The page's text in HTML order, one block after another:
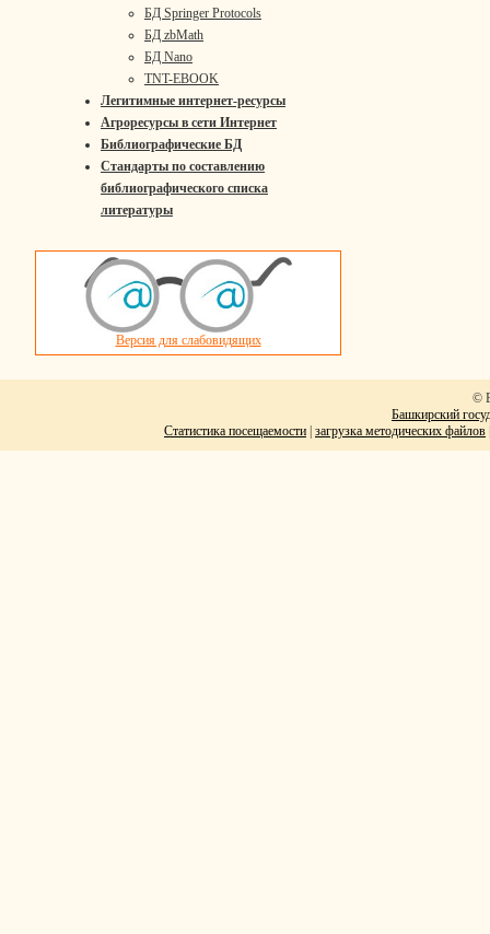
БД Springer Protocols
БД zbMath
БД Nano
TNT-EBOOK
Легитимные интернет-ресурсы
Агроресурсы в сети Интернет
Библиографические БД
Стандарты по составлению
библиографического списка
литературы
Версия для слабовидящих
©
Башкирский
Статистика посещаемости загрузка методических файлов